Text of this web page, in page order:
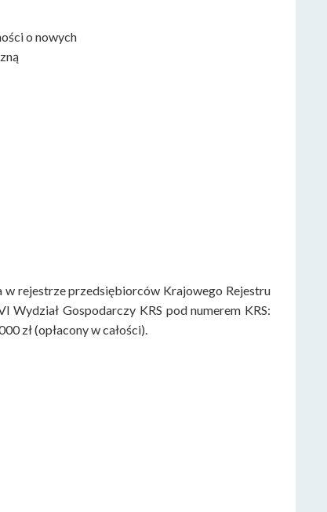
o nowych
w rejestrze przedsiębiorców Krajowego Rejestru
Wydział Gospodarczy KRS pod numerem KRS:
zł (opłacony w całości).